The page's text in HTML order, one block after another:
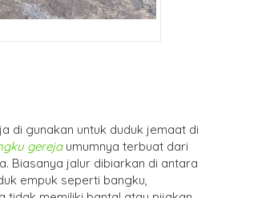
di gunakan untuk duduk jemaat di
gerejaumumnya terbuat dari
Biasanya jalur dibiarkan di antara
empuk seperti bangku,